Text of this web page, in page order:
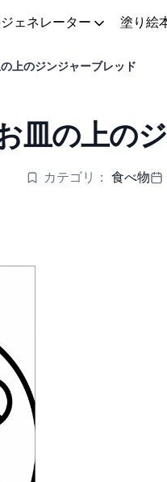
ェネレーター 塗り絵
上のジンジャーブレッド
皿の上の
カテゴリ： 食べ物